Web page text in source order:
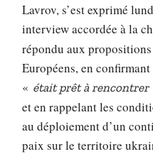
Lavrov, s’est exprimé
interview accordée à la
répondu aux
Européens, en
« était prêt à rencontrer
et en rappelant les
au déploiement d’un
paix sur le territoire